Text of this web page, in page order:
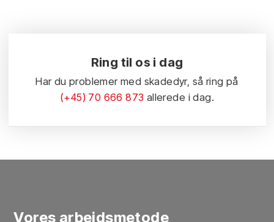
Ring til os i dag
Har du problemer med skadedyr, så ring på
(+45) 70 666 873 allerede i dag.
Vores arbejdsmetode